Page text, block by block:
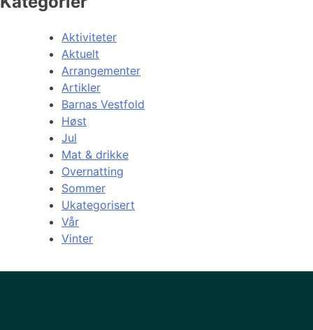
Aktiviteter
Aktuelt
Arrangementer
Artikler
Barnas Vestfold
Høst
Jul
Mat & drikke
Overnatting
Sommer
Ukategorisert
Vår
Vinter